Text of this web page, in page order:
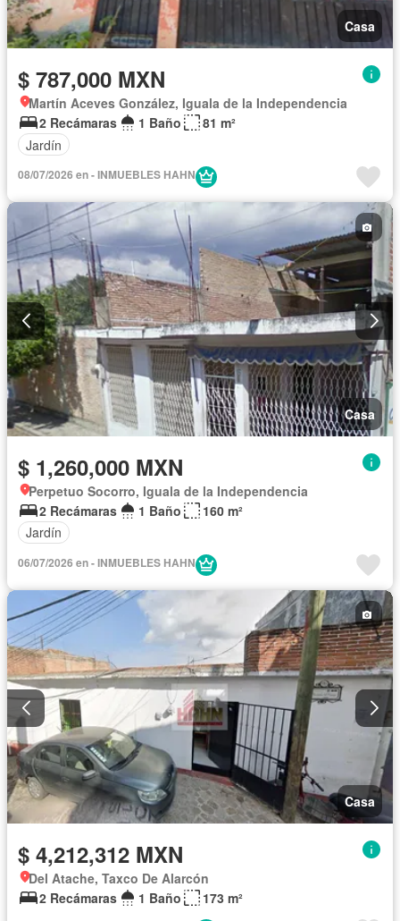
Casa
$ 787,000 MXN
Martín Aceves González, Iguala de la Independencia
2 Recámaras
1 Baño
81 m²
Jardín
08/07/2026 en - INMUEBLES HAHN
Casa
$ 1,260,000 MXN
Perpetuo Socorro, Iguala de la Independencia
2 Recámaras
1 Baño
160 m²
Jardín
06/07/2026 en - INMUEBLES HAHN
Casa
$ 4,212,312 MXN
Del Atache, Taxco De Alarcón
2 Recámaras
1 Baño 173 m²